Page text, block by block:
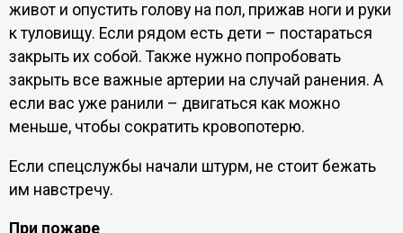
живот и опустить голову на пол, прижав ноги и руки
к туловищу. Если рядом есть дети – постараться
закрыть их собой. Также нужно попробовать
закрыть все важные артерии на случай ранения. А
если вас уже ранили – двигаться как можно
меньше, чтобы сократить кровопотерю.
Если спецслужбы начали штурм, не стоит бежать
им навстречу.
При пожаре